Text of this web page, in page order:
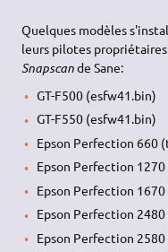
Quelques modèles
leurs pilotes
Snapscande Sane:
GT-F500 (esfw41.bin)
GT-F550 (esfw41.bin)
Epson Perfection 660
Epson Perfection
Epson Perfection
Epson Perfection
Epson Perfection